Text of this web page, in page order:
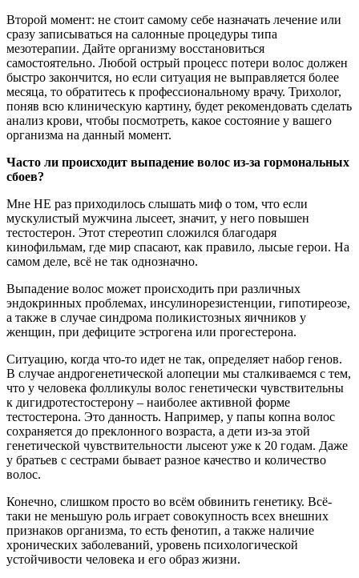
Второй момент: не стоит самому себе назначать лечение или
сразу записываться на салонные процедуры типа
мезотерапии. Дайте организму восстановиться
самостоятельно. Любой острый процесс потери волос должен
быстро закончится, но если ситуация не выправляется более
месяца, то обратитесь к профессиональному врачу. Трихолог,
поняв всю клиническую картину, будет рекомендовать сделать
анализ крови, чтобы посмотреть, какое состояние у вашего
организма на данный момент.
Часто ли происходит выпадение волос из-за гормональных
сбоев?
Мне НЕ раз приходилось слышать миф о том, что если
мускулистый мужчина лысеет, значит, у него повышен
тестостерон. Этот стереотип сложился благодаря
кинофильмам, где мир спасают, как правило, лысые герои. На
самом деле, всё не так однозначно.
Выпадение волос может происходить при различных
эндокринных проблемах, инсулинорезистенции, гипотиреозе,
а также в случае синдрома поликистозных яичников у
женщин, при дефиците эстрогена или прогестерона.
Ситуацию, когда что-то идет не так, определяет набор генов.
В случае андрогенетической алопеции мы сталкиваемся с тем,
что у человека фолликулы волос генетически чувствительны
к дигидротестостерону – наиболее активной форме
тестостерона. Это данность. Например, у папы копна волос
сохраняется до преклонного возраста, а дети из-за этой
генетической чувствительности лысеют уже к 20 годам. Даже
у братьев с сестрами бывает разное качество и количество
волос.
Конечно, слишком просто во всём обвинить генетику. Всё-
таки не меньшую роль играет совокупность всех внешних
признаков организма, то есть фенотип, а также наличие
хронических заболеваний, уровень психологической
устойчивости человека и его образ жизни.